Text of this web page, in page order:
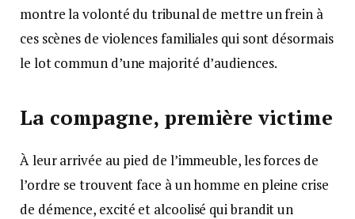
montre la volonté du tribunal de mettre un frein à
ces scènes de violences familiales qui sont désormais
le lot commun d’une majorité d’audiences.
La compagne, première victime
À leur arrivée au pied de l’immeuble, les forces de
l’ordre se trouvent face à un homme en pleine crise
de démence, excité et alcoolisé qui brandit un